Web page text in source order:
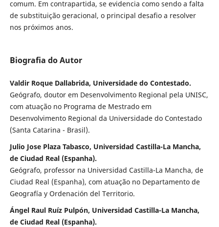
comum. Em contrapartida, se evidencia como sendo a falta
de substituição geracional, o principal desafio a resolver
nos próximos anos.
Biografia do Autor
Valdir Roque Dallabrida, Universidade do Contestado.
Geógrafo, doutor em Desenvolvimento Regional pela UNISC,
com atuação no Programa de Mestrado em
Desenvolvimento Regional da Universidade do Contestado
(Santa Catarina - Brasil).
Julio Jose Plaza Tabasco, Universidad Castilla-La Mancha,
de Ciudad Real (Espanha).
Geógrafo, professor na Universidad Castilla-La Mancha, de
Ciudad Real (Espanha), com atuação no Departamento de
Geografía y Ordenación del Territorio.
Ángel Raul Ruíz Pulpón, Universidad Castilla-La Mancha,
de Ciudad Real (Espanha).